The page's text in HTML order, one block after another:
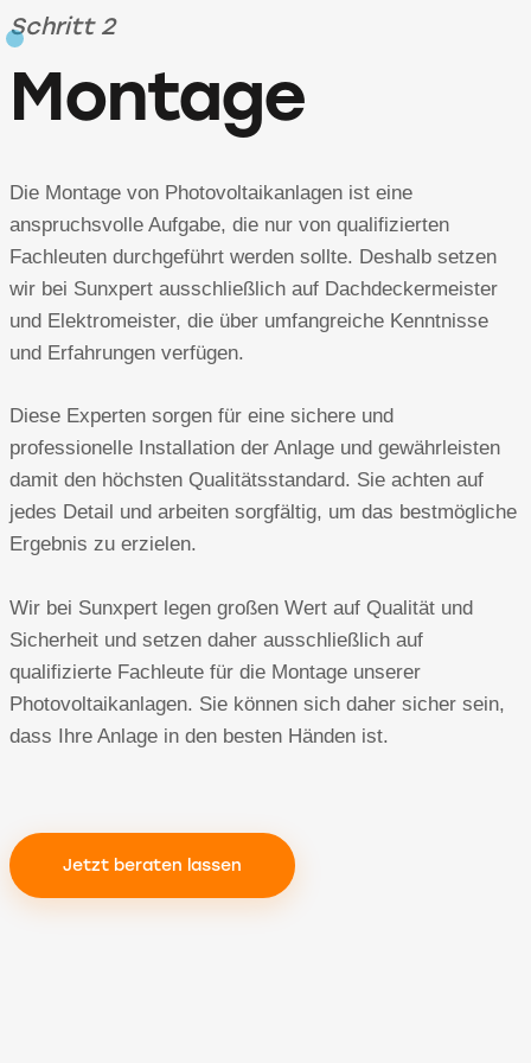
Schritt 2
Montage
Die Montage von Photovoltaikanlagen ist eine
anspruchsvolle Aufgabe, die nur von qualifizierten
Fachleuten durchgeführt werden sollte. Deshalb setzen
wir bei Sunxpert ausschließlich auf Dachdeckermeister
und Elektromeister, die über umfangreiche Kenntnisse
und Erfahrungen verfügen.
Diese Experten sorgen für eine sichere und
professionelle Installation der Anlage und gewährleisten
damit den höchsten Qualitätsstandard. Sie achten auf
jedes Detail und arbeiten sorgfältig, um das bestmögliche
Ergebnis zu erzielen.
Wir bei Sunxpert legen großen Wert auf Qualität und
Sicherheit und setzen daher ausschließlich auf
qualifizierte Fachleute für die Montage unserer
Photovoltaikanlagen. Sie können sich daher sicher sein,
dass Ihre Anlage in den besten Händen ist.
Jetzt beraten lassen